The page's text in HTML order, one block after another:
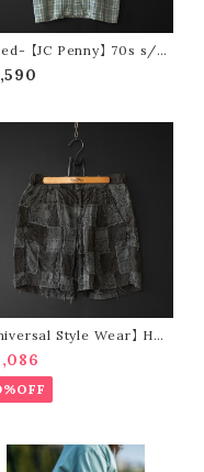
【JC Penny】 70s s/s
shirt
Style Wear】 HAV
bandanna patchw
short pants (charcoal)